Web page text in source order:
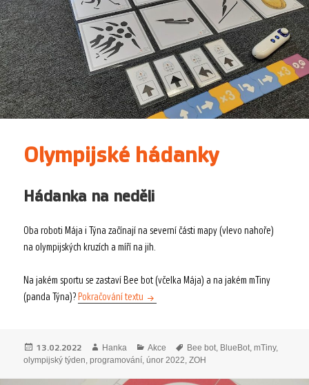
Olympijské hádanky
Hádanka na neděli
Oba roboti Mája i Týna začínají na severní části mapy (vlevo nahoře)
na olympijských kruzích a míří na jih.
Na jakém sportu se zastaví Bee bot (včelka Mája) a na jakém mTiny
(panda Týna)? Pokračování textu Olympijské hádanky
Publikováno:
13.02.2022 Autor:
Hanka Rubriky:
Akce Štítky:
Bee bot BlueBot ,mTiny,
olympijský týden ,programování ,únor 2022 ,ZOH